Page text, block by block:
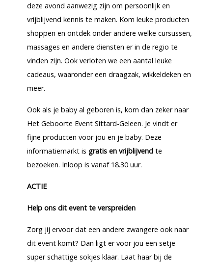
deze avond aanwezig zijn om persoonlijk en
vrijblijvend kennis te maken. Kom leuke producten
shoppen en ontdek onder andere welke cursussen,
massages en andere diensten er in de regio te
vinden zijn. Ook verloten we een aantal leuke
cadeaus, waaronder een draagzak, wikkeldeken en
meer.
Ook als je baby al geboren is, kom dan zeker naar
Het Geboorte Event Sittard-Geleen. Je vindt er
fijne producten voor jou en je baby. Deze
informatiemarkt is gratis en vrijblijvendte
bezoeken. Inloop is vanaf 18.30 uur.
ACTIE
Help ons dit event te verspreiden
Zorg jij ervoor dat een andere zwangere ook naar
dit event komt? Dan ligt er voor jou een setje
super schattige sokjes klaar. Laat haar bij de